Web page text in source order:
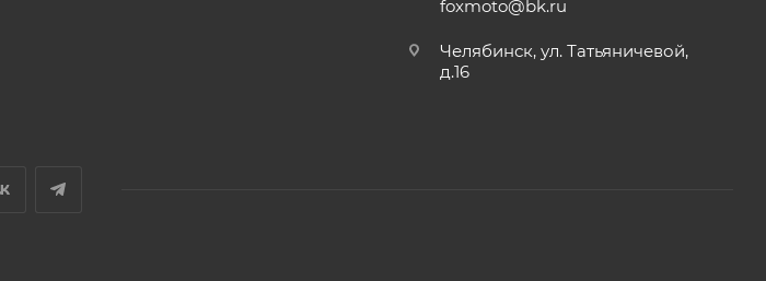
foxmoto@bk.ru
Челябинск, ул. Татьяничевой,
д.16